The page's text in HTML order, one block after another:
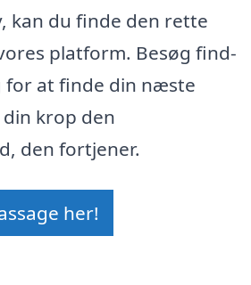
kan du finde den rette
platform. Besøg find-
for at finde din næste
krop den
den fortjener.
her!